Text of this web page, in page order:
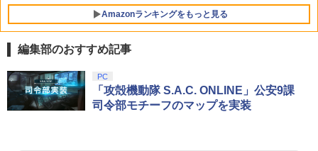
Amazonランキングをもっと見る
編集部のおすすめ記事
PC
「攻殻機動隊 S.A.C. ONLINE」公安9課
司令部モチーフのマップを実装